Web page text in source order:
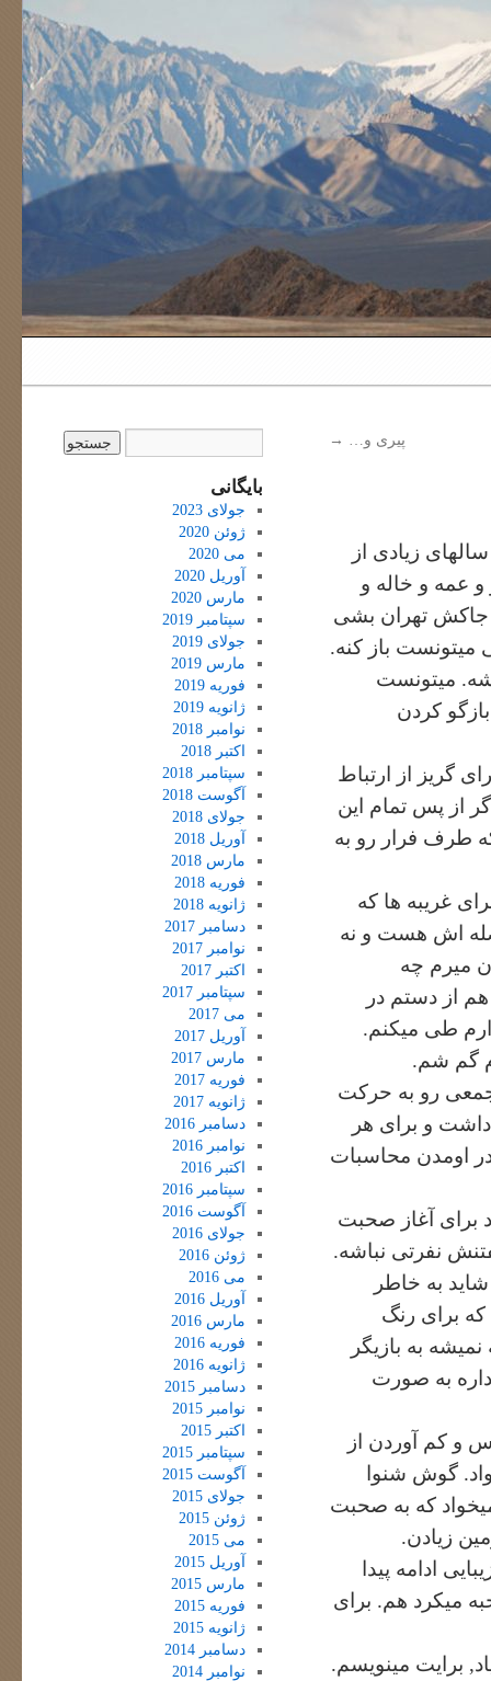
پیری و… →
زیادی از
عمه و خاله و
جاکش تهران بشی
باز کنه.
میتونست
کردن
گریز از ارتباط
از پس تمام این
طرف فرار رو به
غریبه ها که
اش هست و نه
میرم چه
از دستم در
طی میکنم.
گم شم.
رو به حرکت
و برای هر
اومدن محاسبات
برای آغاز صحبت
نفرتی نباشه.
به خاطر
برای رنگ
به بازیگر
به صورت
و کم آوردن از
گوش شنوا
که به صحبت
زیادن.
ادامه پیدا
میکرد هم. برای
برایت مینویسم.
بایگانی
جولای 2023
ژوئن 2020
می 2020
آوریل 2020
مارس 2020
سپتامبر 2019
جولای 2019
مارس 2019
فوریه 2019
ژانویه 2019
نوامبر 2018
اکتبر 2018
سپتامبر 2018
آگوست 2018
جولای 2018
آوریل 2018
مارس 2018
فوریه 2018
ژانویه 2018
دسامبر 2017
نوامبر 2017
اکتبر 2017
سپتامبر 2017
می 2017
آوریل 2017
مارس 2017
فوریه 2017
ژانویه 2017
دسامبر 2016
نوامبر 2016
اکتبر 2016
سپتامبر 2016
آگوست 2016
جولای 2016
ژوئن 2016
می 2016
آوریل 2016
مارس 2016
فوریه 2016
ژانویه 2016
دسامبر 2015
نوامبر 2015
اکتبر 2015
سپتامبر 2015
آگوست 2015
جولای 2015
ژوئن 2015
می 2015
آوریل 2015
مارس 2015
فوریه 2015
ژانویه 2015
دسامبر 2014
نوامبر 2014